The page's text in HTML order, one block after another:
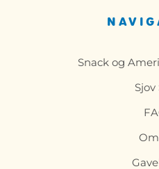
Snack og
Sjov